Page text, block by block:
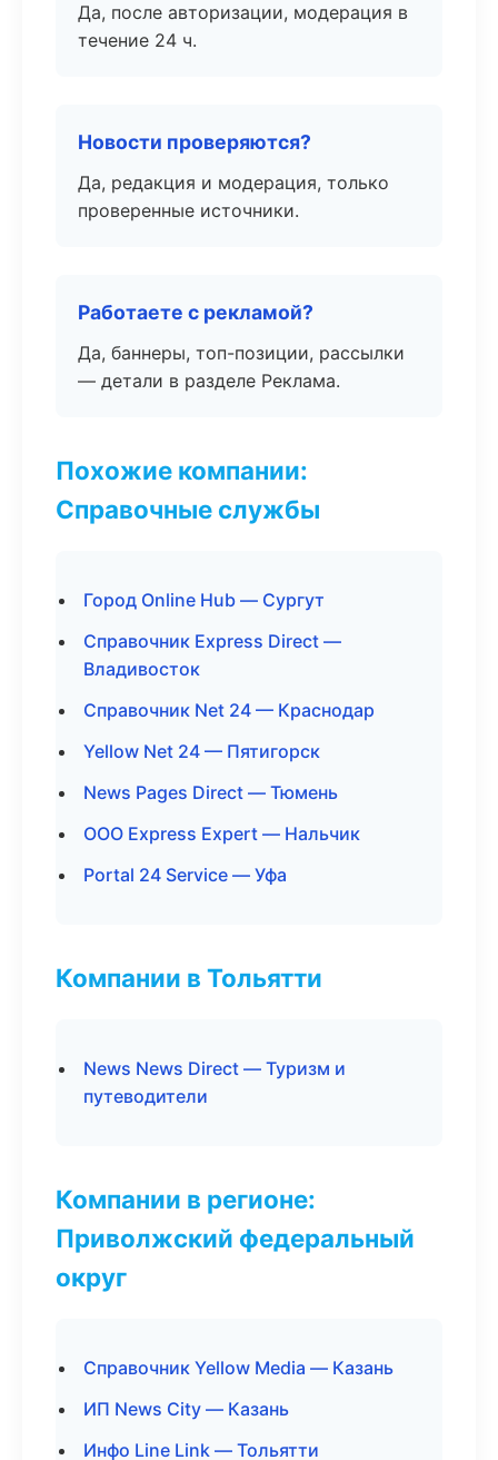
Да, после авторизации, модерация в
течение 24 ч.
Новости проверяются?
Да, редакция и модерация, только
проверенные источники.
Работаете с рекламой?
Да, баннеры, топ-позиции, рассылки
— детали в разделе Реклама.
Похожие компании:
Справочные службы
Город Online Hub — Сургут
Справочник Express Direct —
Владивосток
Справочник Net 24 — Краснодар
Yellow Net 24 — Пятигорск
News Pages Direct — Тюмень
ООО Express Expert — Нальчик
Portal 24 Service — Уфа
Компании в Тольятти
News News Direct — Туризм и
путеводители
Компании в регионе:
Приволжский федеральный
округ
Справочник Yellow Media — Казань
ИП News City — Казань
Инфо Line Link — Тольятти